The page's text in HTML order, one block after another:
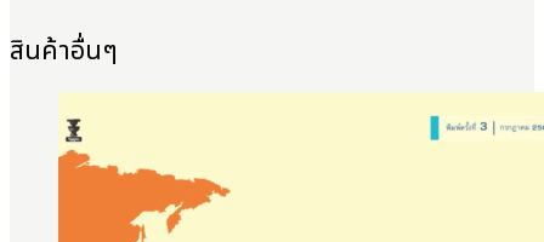
สินค้าอื่นๆ